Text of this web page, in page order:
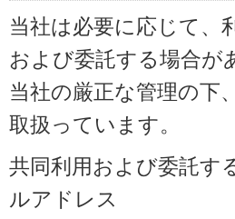
当社は必要に応じて、
および委託する場合が
当社の厳正な管理の下
取扱っています。
共同利用および委託す
ルアドレス